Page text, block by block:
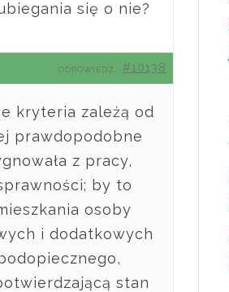
się o nie?
#10138
ODPOWIEDZ
kryteria zależą od
prawdopodobne
z pracy,
by to
osoby
i dodatkowych
stan